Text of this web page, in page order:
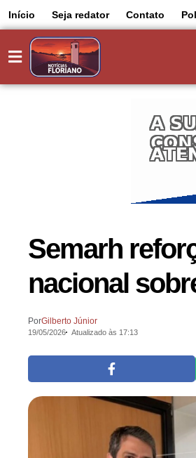
Início Seja redator Contato
Semarh
nacional
PorGilberto Júnior
19/05/2026 Atualizado às 17:13